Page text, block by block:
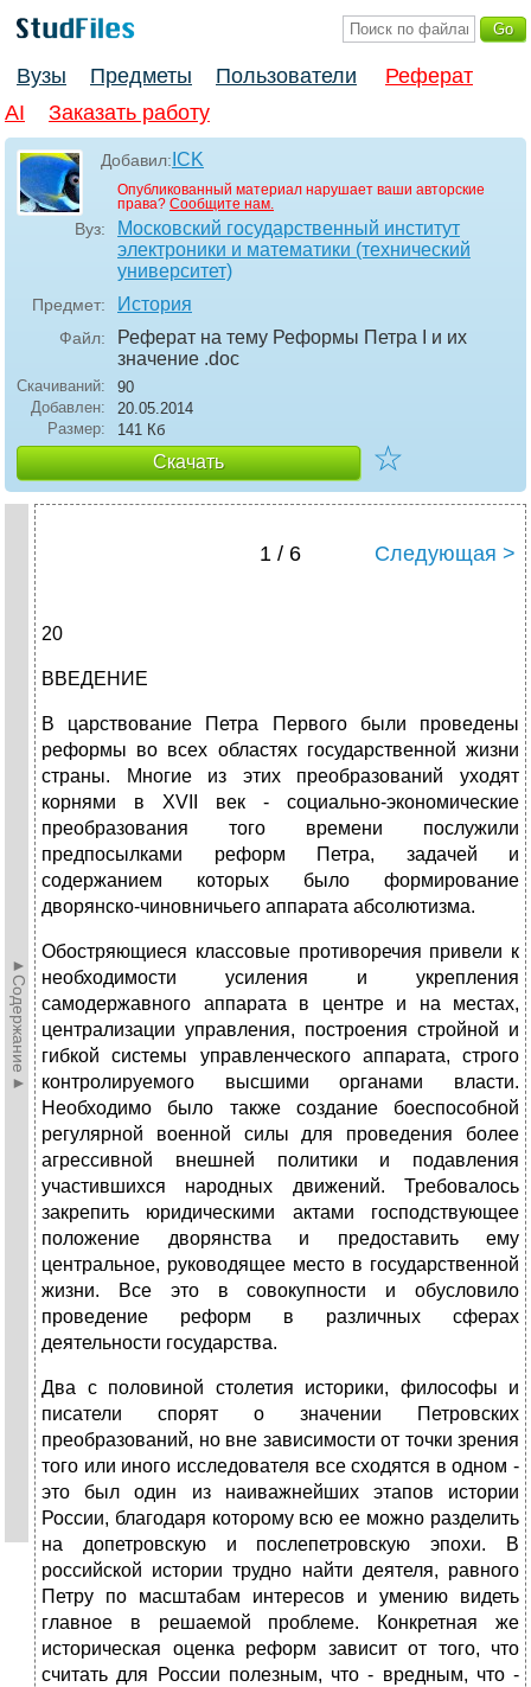
Вузы Предметы Пользователи
Реферат
AI
Заказать работу
Добавил: ICK
Опубликованный материал нарушает ваши авторские
права? Сообщите нам.
Вуз:
Московский государственный институт
электроники и математики (технический
университет)
Предмет: История
Файл:
Реферат на тему Реформы Петра I и их
значение .doc
Скачиваний:
90
Добавлен:
20.05.2014
Размер:
141 Кб
Скачать ☆
►Содержание►
1 / 6 Следующая >
20
ВВЕДЕНИЕ
В царствование Петра Первого были проведены
реформы во всех областях государственной жизни
страны. Многие из этих преобразований уходят
корнями в XVII век - социально-экономические
преобразования того времени послужили
предпосылками реформ Петра, задачей и
содержанием которых было формирование
дворянско-чиновничьего аппарата абсолютизма.
Обостряющиеся классовые противоречия привели к
необходимости усиления и укрепления
самодержавного аппарата в центре и на местах,
централизации управления, построения стройной и
гибкой системы управленческого аппарата, строго
контролируемого высшими органами власти.
Необходимо было также создание боеспособной
регулярной военной силы для проведения более
агрессивной внешней политики и подавления
участившихся народных движений. Требовалось
закрепить юридическими актами господствующее
положение дворянства и предоставить ему
центральное, руководящее место в государственной
жизни. Все это в совокупности и обусловило
проведение реформ в различных сферах
деятельности государства.
Два с половиной столетия историки, философы и
писатели спорят о значении Петровских
преобразований, но вне зависимости от точки зрения
того или иного исследователя все сходятся в одном -
это был один из наиважнейших этапов истории
России, благодаря которому всю ее можно разделить
на допетровскую и послепетровскую эпохи. В
российской истории трудно найти деятеля, равного
Петру по масштабам интересов и умению видеть
главное в решаемой проблеме. Конкретная же
историческая оценка реформ зависит от того, что
считать для России полезным, что - вредным, что -